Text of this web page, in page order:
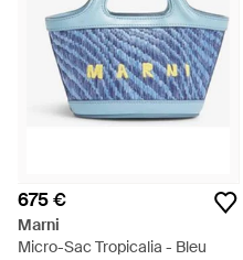
675 €
Marni
Micro-Sac Tropicalia - Bleu